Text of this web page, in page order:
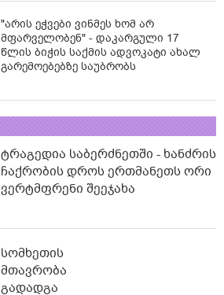
"არის ეჭვები ვინმეს ხომ არ
მფარველობენ" - დაკარგული 17
წლის ბიჭის საქმის ადვოკატი ახალ
გარემოებებზე საუბრობს
ტრაგედია საბერძნეთში - ხანძრის
ჩაქრობის დროს ერთმანეთს ორი
ვერტმფრენი შეეჯახა
სომხეთის
მთავრობა
გადადგა